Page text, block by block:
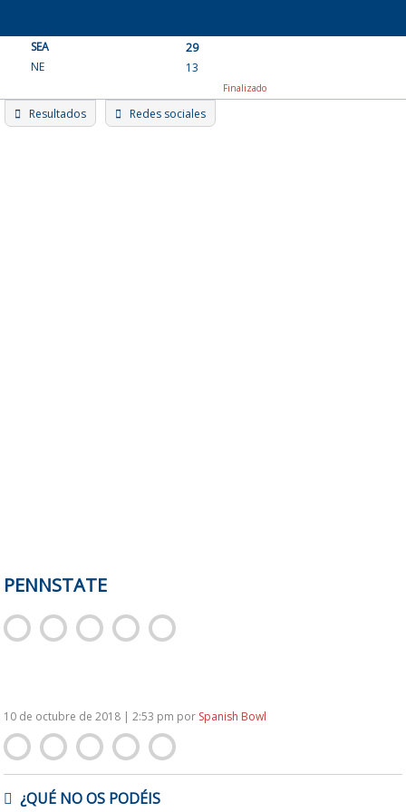
content
SEA
29
NE
13
Finalizado
Resultados Redes sociales
PENNSTATE
10 de octubre de 2018 | 2:53 pm por Spanish Bowl
NAVEGACIÓN
DE¿QUÉ NO OS PODÉIS